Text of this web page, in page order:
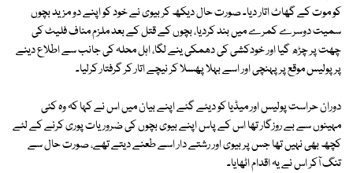
کو موت کے گھاٹ اتار دیا۔ صورت حال دیکھ کر بیوی نے خود کو اپنے دو مزید بچوں
سمیت دوسرے کمرے میں بند کردیا، بچوں کے قتل کے بعد ملزم مناف فلیٹ کی
چھت پر چڑھ گیا اور خودکشی کی دھمکی ینے لگا، اہل محلہ کی جانب سے اطلاع دینے
پر پولیس موقع پر پہنچی اور اسے بہلا پھسلا کر نیچے اتار کر گرفتار کرلیا۔
دوران حراست پولیس اور میڈیا کو دیئے گئے اپنے بیان میں اس نے کہا کہ وہ کئی
مہینوں سے بے روزگار تھا اس کے پاس اپنے بیوی بچوں کی ضروریات پوری کرنے کے لئے
کچھ بھی نہیں تھا جس پر بیوی اور رشتے دار اسے طعنے دیتے تھے، صورت حال سے
تنگ آکر اس نے یہ اقدام اٹھایا۔